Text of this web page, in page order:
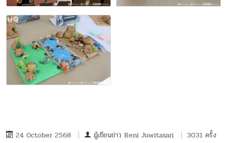
24 October 2568 ผู้เขียนข่าว Reni Juwitasari 3031 ครั้ง